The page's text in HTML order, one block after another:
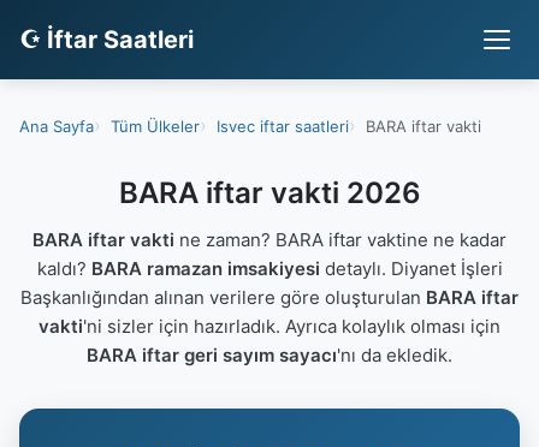
☪ İftar Saatleri
Ana Sayfa Tüm Ülkeler Isvec iftar saatleri BARA iftar vakti
BARA iftar vakti 2026
BARA iftar vakti ne zaman? BARA iftar vaktine ne kadar
kaldı? BARA ramazan imsakiyesi detaylı. Diyanet İşleri
Başkanlığından alınan verilere göre oluşturulan BARA iftar
vakti'ni sizler için hazırladık. Ayrıca kolaylık olması için
BARA iftar geri sayım sayacı'nı da ekledik.